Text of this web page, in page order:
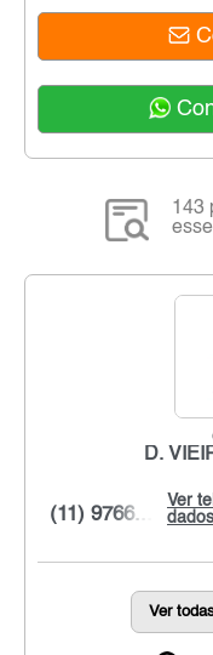
143
D.
Ver
(11) 9766...
Ver